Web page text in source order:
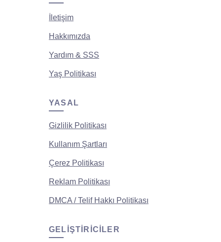
İletişim
Hakkımızda
Yardım & SSS
Yaş Politikası
YASAL
Gizlilik Politikası
Kullanım Şartları
Çerez Politikası
Reklam Politikası
DMCA / Telif Hakkı Politikası
GELIŞTIRICILER